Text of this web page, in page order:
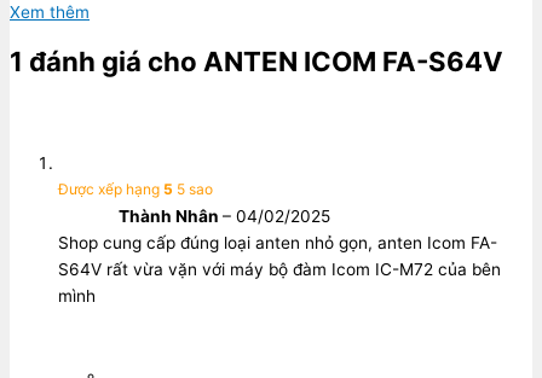
Xem thêm
1 đánh giá cho ANTEN ICOM FA-S64V
Được xếp hạng 5 5 sao
Thành Nhân – 04/02/2025
Shop cung cấp đúng loại anten nhỏ gọn, anten Icom FA-
S64V rất vừa vặn với máy bộ đàm Icom IC-M72 của bên
mình